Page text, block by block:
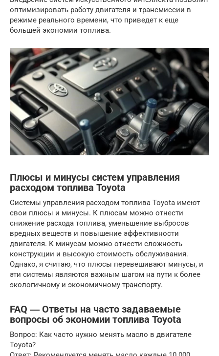
оптимизировать работу двигателя и трансмиссии в
режиме реального времени, что приведет к еще
большей экономии топлива.
Плюсы и минусы систем управления
расходом топлива Toyota
Системы управления расходом топлива Toyota имеют
свои плюсы и минусы. К плюсам можно отнести
снижение расхода топлива, уменьшение выбросов
вредных веществ и повышение эффективности
двигателя. К минусам можно отнести сложность
конструкции и высокую стоимость обслуживания.
Однако, я считаю, что плюсы перевешивают минусы, и
эти системы являются важным шагом на пути к более
экологичному и экономичному транспорту.
FAQ ― Ответы на часто задаваемые
вопросы об экономии топлива Toyota
Вопрос: Как часто нужно менять масло в двигателе
Toyota?